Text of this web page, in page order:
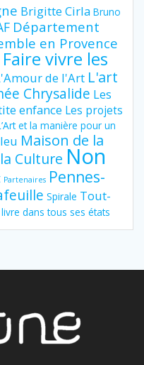
Brigitte Cirla Bruno
Département
en Provence
Faire vivre les
de l'Art L'art
Chrysalide Les
enfance Les projets
et la manière pour un
Maison de la
Culture Non
Partenaires Pennes-
Spirale Tout-
dans tous ses états